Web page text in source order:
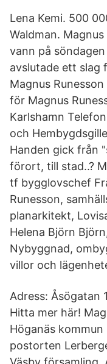
Lena Kemi. 500
Waldman.
vann på söndagen
avslutade ett slag
Magnus
för Magnus
Karlshamn
och
Handen gick från
förort, till stad..?
tf bygglovschef
Runesson,
planarkitekt,
Helena Björn
Nybyggnad,
villor och
Adress: Åsögatan
Hitta mer här!
Höganäs
postorten